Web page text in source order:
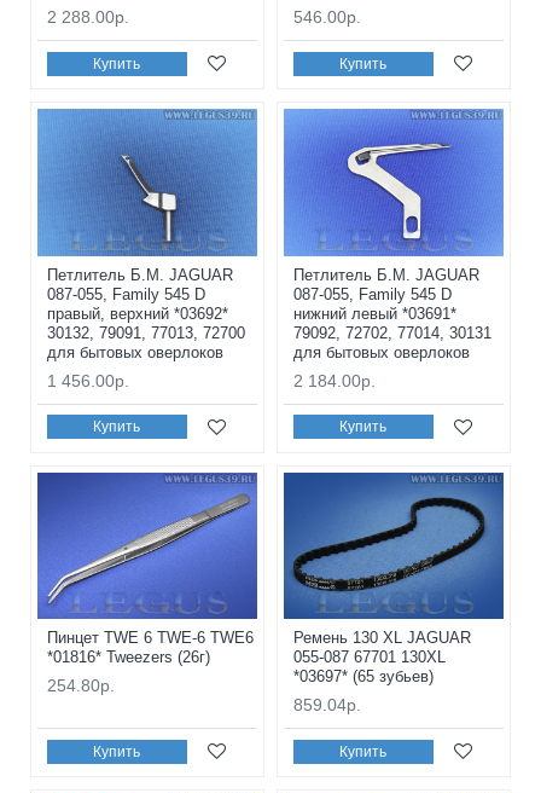
2 288.00р.
Купить
546.00р.
Купить
Петлитель Б.М. JAGUAR
087-055, Family 545 D
правый, верхний *03692*
30132, 79091, 77013, 72700
для бытовых оверлоков
1 456.00р.
Купить
Петлитель Б.М. JAGUAR
087-055, Family 545 D
нижний левый *03691*
79092, 72702, 77014, 30131
для бытовых оверлоков
2 184.00р.
Купить
Пинцет TWE 6 TWE-6 TWE6
*01816* Tweezers (26г)
254.80р.
Купить
Ремень 130 XL JAGUAR
055-087 67701 130XL
*03697* (65 зубьев)
859.04р.
Купить